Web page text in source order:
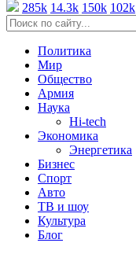
285k 14.3k 150k 102k
Политика
Мир
Общество
Армия
Наука
Hi-tech
Экономика
Энергетика
Бизнес
Спорт
Авто
ТВ и шоу
Культура
Блог